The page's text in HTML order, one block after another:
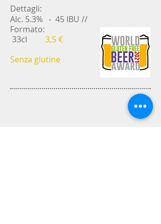
Dettagli:
Alc. 5.3% - 45 IBU //
Formato:
33cl
3,5€
Senza glutine